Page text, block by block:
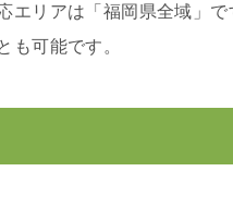
エリアは「福岡県全域」
も可能です。